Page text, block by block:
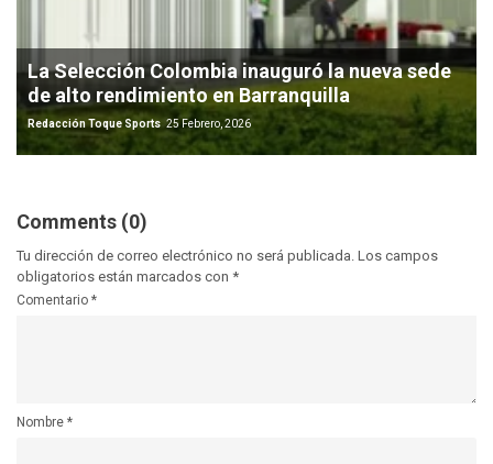
La Selección Colombia inauguró la nueva sede
de alto rendimiento en Barranquilla
Redacción Toque Sports 25 Febrero, 2026
Comments (0)
Tu dirección de correo electrónico no será publicada. Los campos
obligatorios están marcados con *
Comentario *
Nombre *